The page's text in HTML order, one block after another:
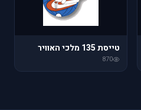
טייסת 135 מלכי האוויר
870